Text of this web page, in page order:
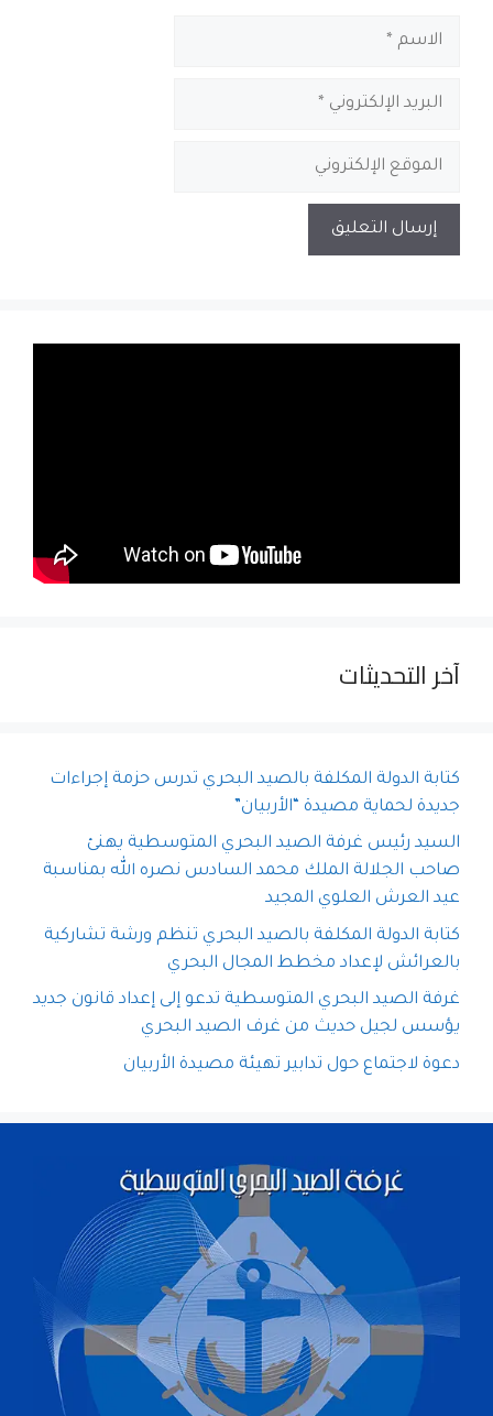
آخر التحديثات
كتابة الدولة المكلفة بالصيد البحري تدرس حزمة إجراءات
جديدة لحماية مصيدة “الأربيان”
السيد رئيس غرفة الصيد البحري المتوسطية يهنئ
صاحب الجلالة الملك محمد السادس نصره الله بمناسبة
عيد العرش العلوي المجيد
كتابة الدولة المكلفة بالصيد البحري تنظم ورشة تشاركية
بالعرائش لإعداد مخطط المجال البحري
غرفة الصيد البحري المتوسطية تدعو إلى إعداد قانون جديد
يؤسس لجيل حديث من غرف الصيد البحري
دعوة لاجتماع حول تدابير تهيئة مصيدة الأربيان